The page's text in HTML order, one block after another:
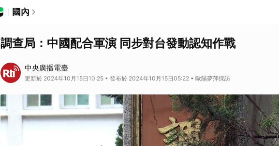
國內
調查局：中國配合軍演 同步對台發動認知作戰
中央廣播電臺
更新於 2024年10月15日10:25 • 發布於 2024年10月15日05:22 • 歐陽夢萍採訪